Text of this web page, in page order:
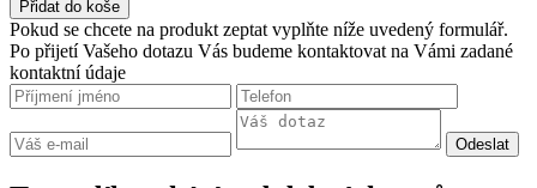
Pokud se chcete na produkt zeptat vyplňte níže uvedený formulář.
Po přijetí Vašeho dotazu Vás budeme kontaktovat na Vámi zadané
kontaktní údaje